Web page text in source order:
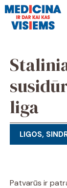
Pereiti
turinio
liga
LIGOS,
Patvarūs ir